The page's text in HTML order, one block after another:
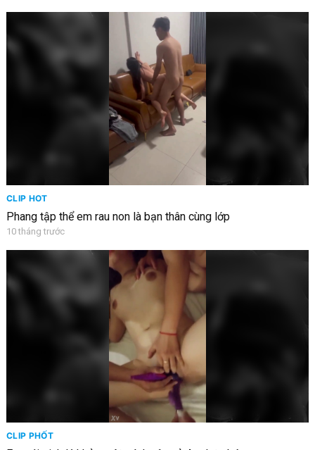
CLIP HOT
Phang tập thể em rau non là bạn thân cùng lớp
10 tháng trước
CLIP PHỐT